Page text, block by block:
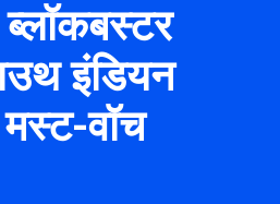
इंडियन
वॉच